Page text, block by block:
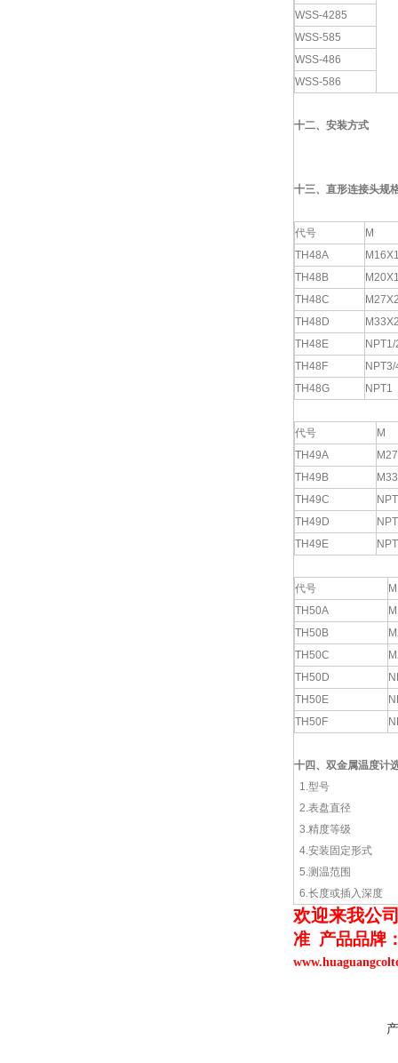
WSS-4285
WSS-585
WSS-486
WSS-586
十二、安装方式
十三、直形连接头规
代号
M
TH48A
TH48B
TH48C
TH48D
TH48E
NPT1/
TH48F
NPT3/
TH48G
NPT1
代号
M
TH49A
TH49B
TH49C
TH49D
TH49E
代号
M
TH50A
TH50B
TH50C
TH50D
TH50E
TH50F
十四、双金属温度计
1.型号
2.表盘直径
3.精度等级
4.安装固定形式
5.测温范围
6.长度或插入深度
欢迎来我公
准 产品品牌